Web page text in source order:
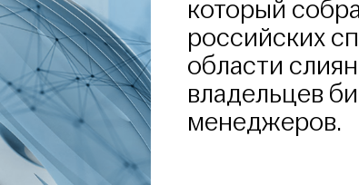
который
российских
области
владельцев
менеджеров.